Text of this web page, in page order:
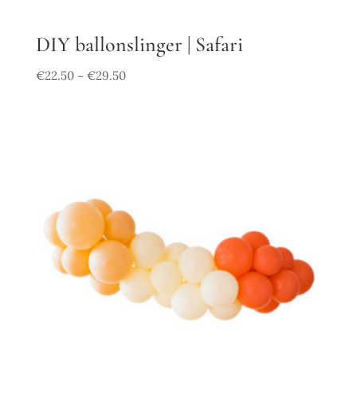
DIY ballonslinger | Safari
€22.50– €29.50